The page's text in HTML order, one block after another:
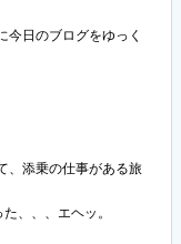
今日のブログをゆっく
、添乗の仕事がある旅
、、、エヘッ。